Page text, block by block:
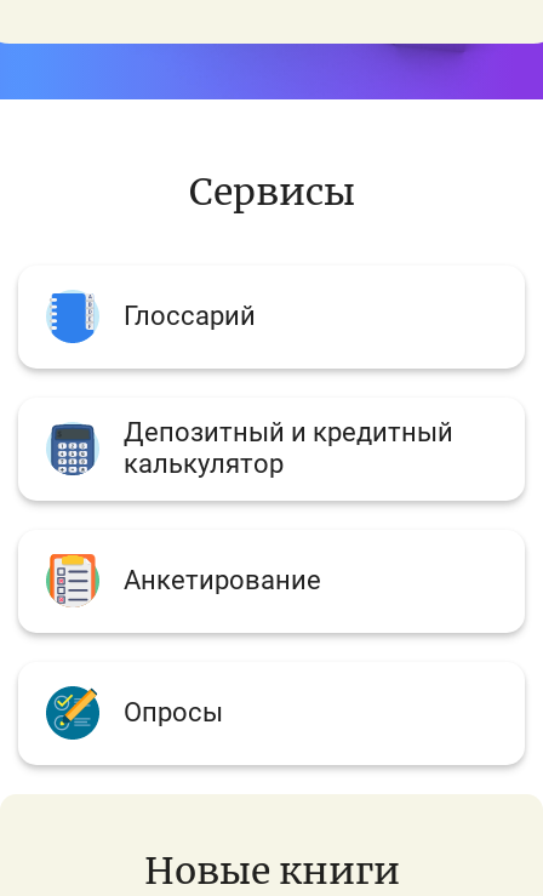
Сервисы
Глоссарий
Депозитный и кредитный
калькулятор
Анкетирование
Опросы
Новые книги